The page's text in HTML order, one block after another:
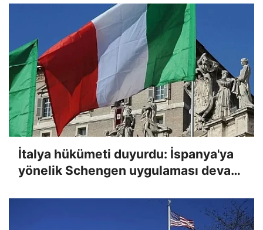
istikrara öncülük etmeye devam
İtalya hükümeti duyurdu: İspanya'ya
yönelik Schengen uygulaması devam